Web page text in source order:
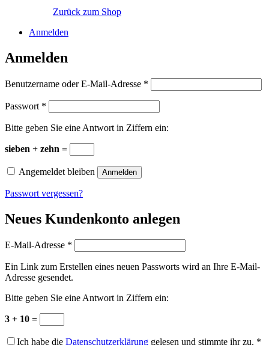
Zurück zum Shop
Anmelden
Anmelden
Benutzername oder E-Mail-Adresse *
Passwort *
Bitte geben Sie eine Antwort in Ziffern ein:
sieben + zehn =
Angemeldet bleiben Anmelden
Passwort vergessen?
Neues Kundenkonto anlegen
E-Mail-Adresse *
Ein Link zum Erstellen eines neuen Passworts wird an Ihre E-Mail-
Adresse gesendet.
Bitte geben Sie eine Antwort in Ziffern ein:
3 + 10 =
Ich habe die Datenschutzerklärung gelesen und stimmte ihr zu. *